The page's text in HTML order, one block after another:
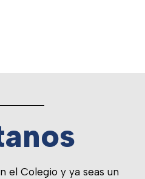
el Colegio y ya seas un